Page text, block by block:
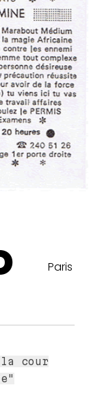
Paris
la cour